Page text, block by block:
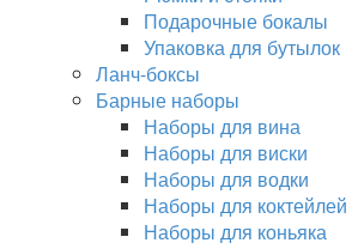
Подарочные бокалы
Упаковка для бутылок
Ланч-боксы
Барные наборы
Наборы для вина
Наборы для виски
Наборы для водки
Наборы для коктейлей
Наборы для коньяка